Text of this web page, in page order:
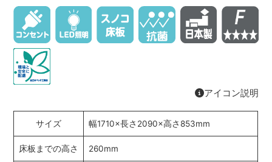
アイコン説明
サイズ 幅1710×長さ2090×高さ853mm
床板までの高さ 260mm